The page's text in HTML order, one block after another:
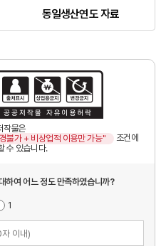
동일생산연도 자료
작물은
불가 + 비상업적 이용만 가능"
조건에
수 있습니다.
하여 어느 정도 만족하였습니까?
매
불
만
족
1